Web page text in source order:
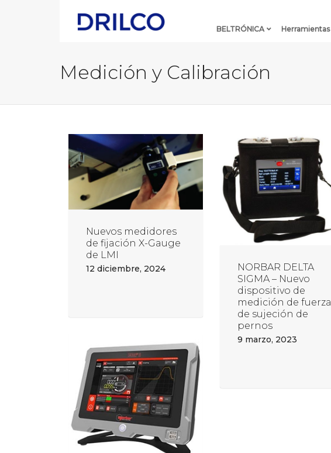
Navigation
BELTRÓNICA Herramientas
Medición y Calibración
Nuevos medidores
de fijación X-Gauge
de LMI
12 diciembre, 2024
NORBAR DELTA
SIGMA – Nuevo
dispositivo de
medición de fuerza
de sujeción de
pernos
9 marzo, 2023